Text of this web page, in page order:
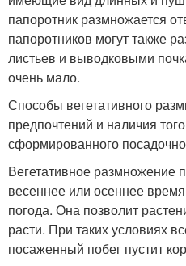
папоротник размножается
папоротников могут также
листьев и выводковыми
очень мало.
Способы вегетативного
предпочтений и наличия
сформированного
Вегетативное размножение
весеннее или осеннее
погода. Она позволит
расти. При таких условиях
посаженный побег пустит